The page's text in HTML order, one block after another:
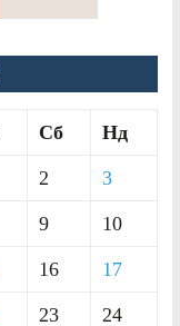
Сб Нд
2 3
9 10
16 17
23 24